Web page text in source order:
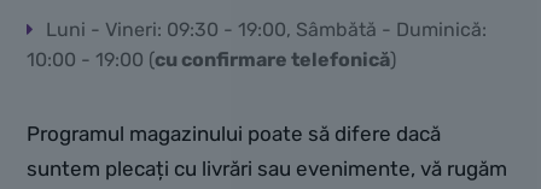
Luni - Vineri: 09:30 - 19:00, Sâmbătă - Duminică:
10:00 - 19:00 (cu confirmare telefonică)
Programul magazinului poate să difere dacă
suntem plecați cu livrări sau evenimente, vă rugăm